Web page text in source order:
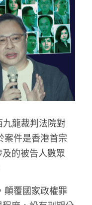
龍裁判法院對
案件是香港首宗
的被告人數眾
顛覆國家政權罪